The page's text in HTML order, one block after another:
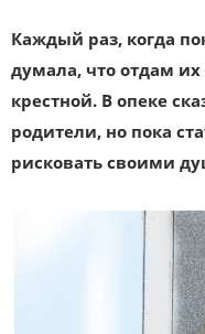
Каждый раз, когда
думала, что отдам
крестной. В опеке
родители, но пока
рисковать своими